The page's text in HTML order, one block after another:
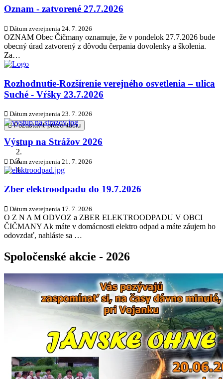
Pozastaviť prezentáciu
Oznam - zatvorené 27.7.2026
Dátum zverejnenia 24. 7. 2026
OZNAM Obec Čičmany oznamuje, že v pondelok 27.7.2026 bude
obecný úrad zatvorený z dôvodu čerpania dovolenky a školenia.
Za…
Rozhodnutie-Rozšírenie verejného osvetlenia – ulica
Suché - Vŕšky 23.7.2026
Dátum zverejnenia 23. 7. 2026
Výstup na Strážov 2026
Dátum zverejnenia 21. 7. 2026
Zber elektroodpadu do 19.7.2026
Dátum zverejnenia 17. 7. 2026
O Z N A M ODVOZ a ZBER ELEKTROODPADU V OBCI
ČIČMANY Ak máte v domácnosti elektro odpad a máte záujem ho
odovzdať, nahláste sa …
Spoločenské akcie - 2026